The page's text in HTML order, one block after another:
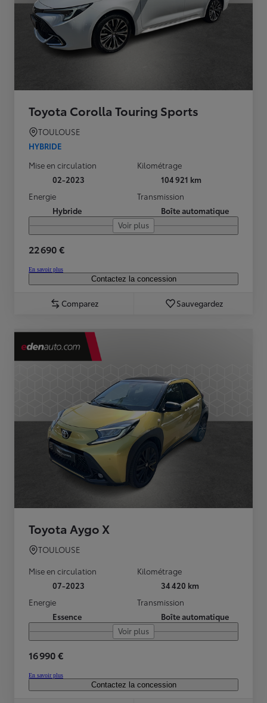
Toyota Corolla Touring Sports
TOULOUSE
HYBRIDE
Mise en circulation
02-2023
Kilométrage
104 921 km
Energie
Hybride
Transmission
Boîte automatique
Voir plus
22 690 €
En savoir plus
Contactez la concession
Comparez Sauvegardez
Toyota Aygo X
TOULOUSE
Mise en circulation
07-2023
Kilométrage
34 420 km
Energie
Essence
Transmission
Boîte automatique
Voir plus
16 990 €
En savoir plus
Contactez la concession